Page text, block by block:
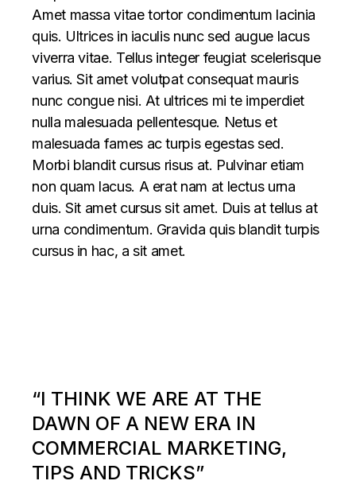
Amet massa vitae tortor condimentum lacinia
quis. Ultrices in iaculis nunc sed augue lacus
viverra vitae. Tellus integer feugiat scelerisque
varius. Sit amet volutpat consequat mauris
nunc congue nisi. At ultrices mi te imperdiet
nulla malesuada pellentesque. Netus et
malesuada fames ac turpis egestas sed.
Morbi blandit cursus risus at. Pulvinar etiam
non quam lacus. A erat nam at lectus urna
duis. Sit amet cursus sit amet. Duis at tellus at
urna condimentum. Gravida quis blandit turpis
cursus in hac, a sit amet.
“I THINK WE ARE AT THE
DAWN OF A NEW ERA IN
COMMERCIAL MARKETING,
TIPS AND TRICKS”